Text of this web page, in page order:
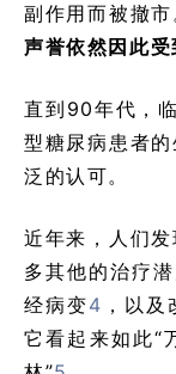
副作用而被撤市
声誉依然因此受
直到90年代，
型糖尿病患者
泛的认可。
近年来，人们
多其他的治疗
经病变4 ，以
它看起来如此“